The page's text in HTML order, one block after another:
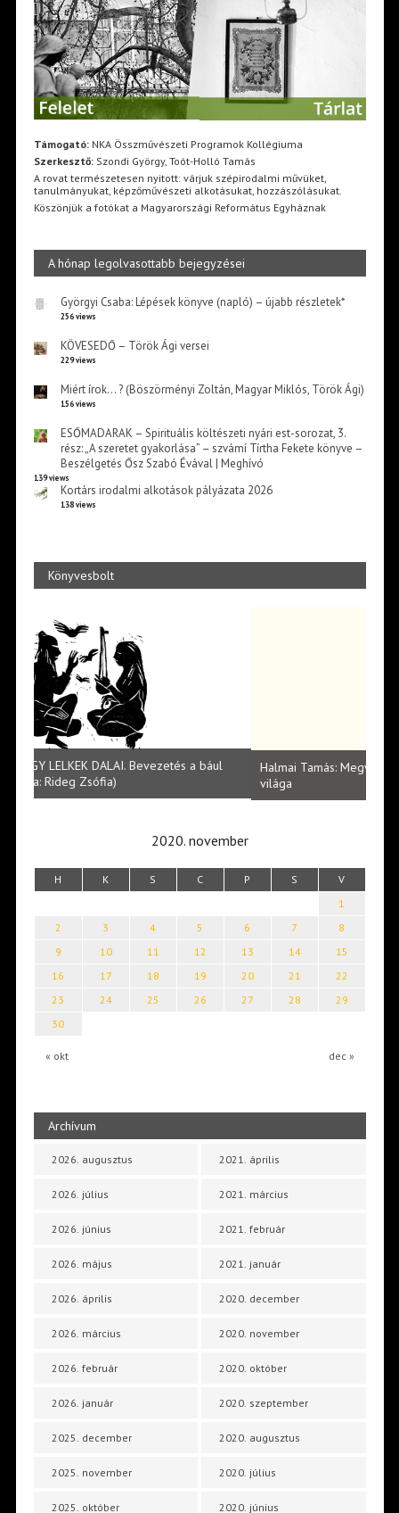
Támogató:NKA Összművészeti Programok Kollégiuma
Szerkesztő:Szondi György, Toót-Holló Tamás
A rovat természetesen nyitott: várjuk szépirodalmi művüket,
tanulmányukat, képzőművészeti alkotásukat, hozzászólásukat.
Köszönjük a fotókat a Magyarországi Református Egyháznak
A hónap legolvasottabb bejegyzései
Györgyi Csaba: Lépések könyve (napló) – újabb részletek*
256 views
KÖVESEDŐ – Török Ági versei
229 views
Miért írok… ? (Böszörményi Zoltán, Magyar Miklós, Török Ági)
156 views
ESŐMADARAK – Spirituális költészeti nyári est-sorozat, 3.
rész: „A szeretet gyakorlása” – szvámí Tírtha Fekete könyve –
Beszélgetés Ősz Szabó Évával | Meghívó
139 views
Kortárs irodalmi alkotások pályázata 2026
138 views
Könyvesbolt
Halmai Tamás: Megválaszolt érintés. Leveles Ibolya költői
világa
2020. november
H K S C P S V
« okt dec »
1
2
3 4 5 6 7
8
9
10 11 12 13 14
15
16
17 18 19 20 21
22
23
24 25 26 27 28
29
30
Archívum
2026. augusztus
2026. július
2026. június
2026. május
2026. április
2026. március
2026. február
2026. január
2025. december
2025. november
2025. október
2021. április
2021. március
2021. február
2021. január
2020. december
2020. november
2020. október
2020. szeptember
2020. augusztus
2020. július
2020. június